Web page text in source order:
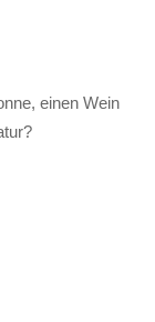
einen Wein